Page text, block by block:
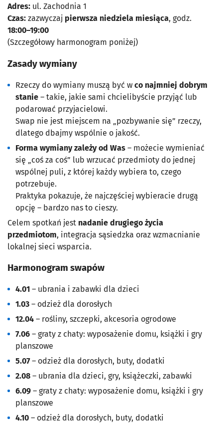
Adres: ul. Zachodnia 1
Czas: zazwyczaj pierwsza niedziela miesiąca, godz.
18:00–19:00
(Szczegółowy harmonogram poniżej)
Zasady wymiany
Rzeczy do wymiany muszą być w co najmniej dobrym
stanie – takie, jakie sami chcielibyście przyjąć lub
podarować przyjacielowi.
Swap nie jest miejscem na „pozbywanie się” rzeczy,
dlatego dbajmy wspólnie o jakość.
Forma wymiany zależy od Was – możecie wymieniać
się „coś za coś” lub wrzucać przedmioty do jednej
wspólnej puli, z której każdy wybiera to, czego
potrzebuje.
Praktyka pokazuje, że najczęściej wybieracie drugą
opcję – bardzo nas to cieszy.
Celem spotkań jest nadanie drugiego życia
przedmiotom, integracja sąsiedzka oraz wzmacnianie
lokalnej sieci wsparcia.
Harmonogram swapów
4.01 – ubrania i zabawki dla dzieci
1.03 – odzież dla dorosłych
12.04 – rośliny, szczepki, akcesoria ogrodowe
7.06 – graty z chaty: wyposażenie domu, książki i gry
planszowe
5.07– odzież dla dorosłych, buty, dodatki
2.08 – ubrania dla dzieci, gry, książeczki, zabawki
6.09 – graty z chaty: wyposażenie domu, książki i gry
planszowe
4.10 – odzież dla dorosłych, buty, dodatki